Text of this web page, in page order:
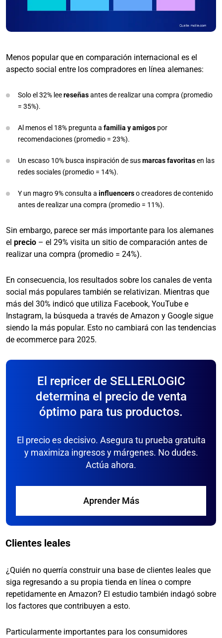
Menos popular que en comparación internacional es el
aspecto social entre los compradores en línea alemanes:
Solo el 32% leereseñasantes de realizar una compra (promedio
= 35%).
Al menos el 18% pregunta a familia y amigos por
recomendaciones (promedio = 23%).
Un escaso 10% busca inspiración de susmarcas favoritasen las
redes sociales (promedio = 14%).
Y un magro 9% consulta a influencerso creadores de contenido
antes de realizar una compra (promedio = 11%).
Sin embargo, parece ser más importante para los alemanes
el precio – el 29% visita un sitio de comparación antes de
realizar una compra (promedio = 24%).
En consecuencia, los resultados sobre los canales de venta
social más populares también se relativizan. Mientras que
más del 30% indicó que utiliza Facebook, YouTube e
Instagram, la búsqueda a través de Amazon y Google sigue
siendo la más popular. Esto no cambiará con las tendencias
de ecommerce para 2025.
El repricer de SELLERLOGIC
determina el precio de venta
óptimo para tus productos.
El precio es decisivo. Asegura tu prueba gratuita
y maximiza ingresos y márgenes. No dudes.
Actúa ahora.
Aprender Más
Clientes leales
¿Quién no querría construir una base de clientes leales que
siga regresando a su propia tienda en línea o compre
repetidamente en Amazon? El estudio también indagó sobre
los factores que contribuyen a esto.
Particularmente importantes para los consumidores